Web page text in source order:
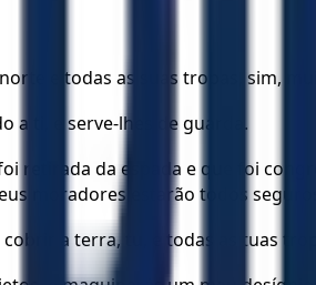
e todas as suas tropas, sim,
a ti, e serve-lhes de guarda.
retirada da espada e que foi
moradores estarão todos
a terra, tu, e todas as tuas